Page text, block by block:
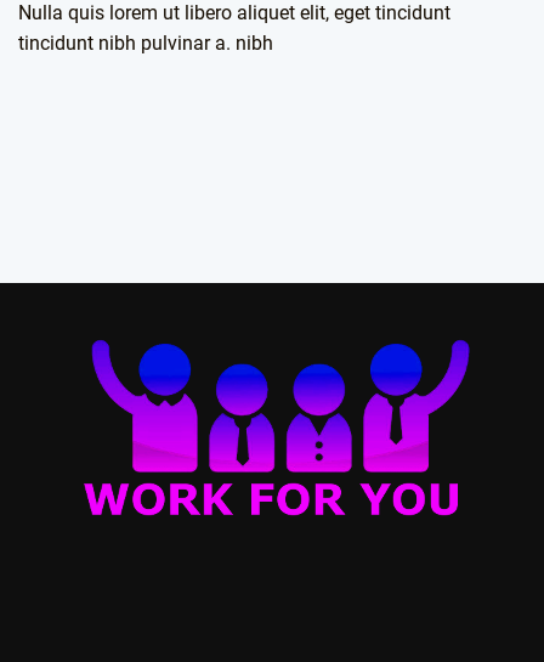
Nulla quis lorem ut libero aliquet elit, eget tincidunt
tincidunt nibh pulvinar a. nibh